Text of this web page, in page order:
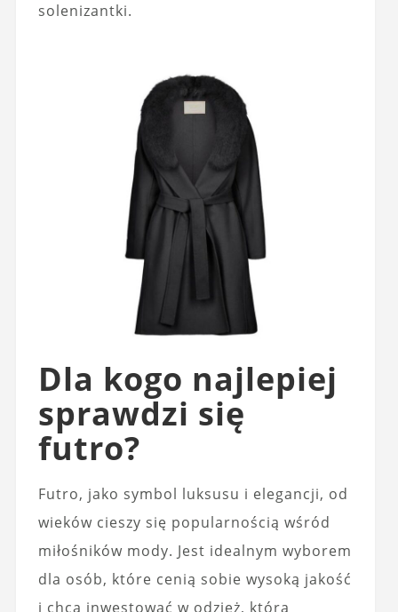
solenizantki.
Dla kogo najlepiej
sprawdzi się
futro?
Futro, jako symbol luksusu i elegancji, od
wieków cieszy się popularnością wśród
miłośników mody. Jest idealnym wyborem
dla osób, które cenią sobie wysoką jakość
i chcą inwestować w odzież, która